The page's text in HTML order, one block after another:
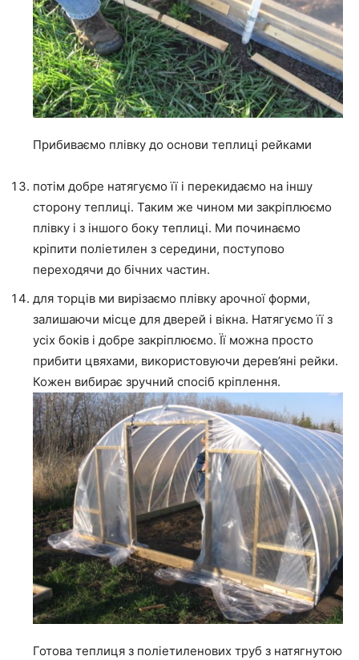
Прибиваємо плівку до основи теплиці рейками
потім добре натягуємо її і перекидаємо на іншу
сторону теплиці. Таким же чином ми закріплюємо
плівку і з іншого боку теплиці. Ми починаємо
кріпити поліетилен з середини, поступово
переходячи до бічних частин.
для торців ми вирізаємо плівку арочної форми,
залишаючи місце для дверей і вікна. Натягуємо її з
усіх боків і добре закріплюємо. Її можна просто
прибити цвяхами, використовуючи дерев’яні рейки.
Кожен вибирає зручний спосіб кріплення.
Готова теплиця з поліетиленових труб з натягнутою